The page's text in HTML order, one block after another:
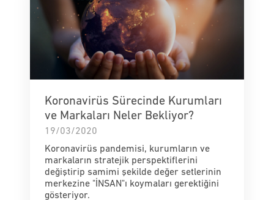
Koronavirüs Sürecinde Kurumları
ve Markaları Neler Bekliyor?
19/03/2020
Koronavirüs pandemisi, kurumların ve
markaların stratejik perspektiflerini
değiştirip samimi şekilde değer setlerinin
merkezine "İNSAN"ı koymaları gerektiğini
gösteriyor.